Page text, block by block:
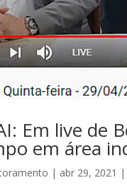
Em live de
em área
| abr 29, 2021 |